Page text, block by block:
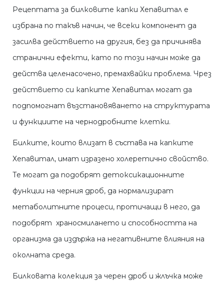
Рецептата за билковите капки Хепавитал е
избрана по такъв начин, че всеки компонент да
засилва действието на другия, без да причинява
странични ефекти, като по този начин може да
действа целенасочено, премахвайки проблема. Чрез
действието си капките Хепавитал могат да
подпомогнат възстановяването на структурата
и функциите на чернодробните клетки.
Билките, които влизат в състава на капките
Хепавитал, имат изразено холеретично свойство.
Те могат да подобрят детоксикационните
функции на черния дроб, да нормализират
метаболитните процеси, протичащи в него, да
подобрят храносмилането и способността на
организма да издържа на негативните влияния на
околната среда.
Билковата колекция за черен дроб и жлъчка може